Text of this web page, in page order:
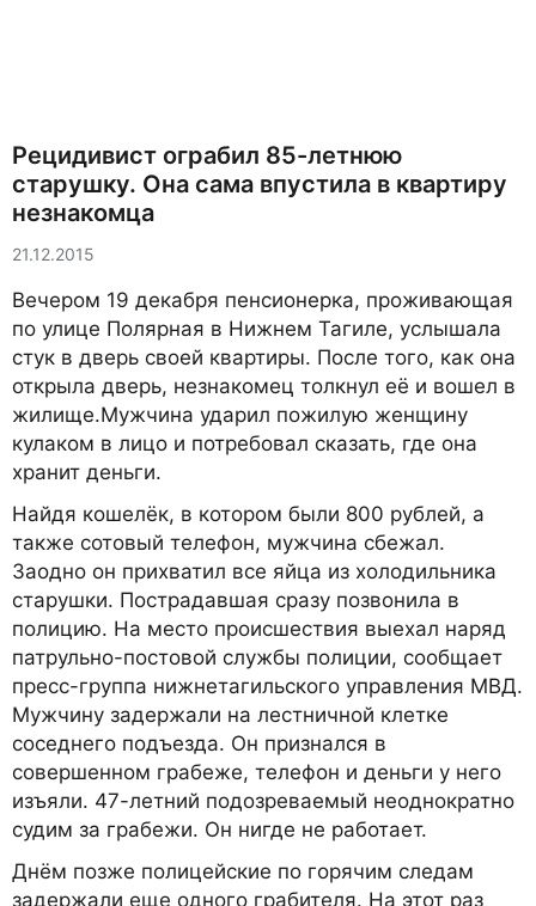
Рецидивист ограбил 85-летнюю
старушку. Она сама впустила в квартиру
незнакомца
21.12.2015
Вечером 19 декабря пенсионерка, проживающая
по улице Полярная в Нижнем Тагиле, услышала
стук в дверь своей квартиры. После того, как она
открыла дверь, незнакомец толкнул её и вошел в
жилище.Мужчина ударил пожилую женщину
кулаком в лицо и потребовал сказать, где она
хранит деньги.
Найдя кошелёк, в котором были 800 рублей, а
также сотовый телефон, мужчина сбежал.
Заодно он прихватил все яйца из холодильника
старушки. Пострадавшая сразу позвонила в
полицию. На место происшествия выехал наряд
патрульно-постовой службы полиции, сообщает
пресс-группа нижнетагильского управления МВД.
Мужчину задержали на лестничной клетке
соседнего подъезда. Он признался в
совершенном грабеже, телефон и деньги у него
изъяли. 47-летний подозреваемый неоднократно
судим за грабежи. Он нигде не работает.
Днём позже полицейские по горячим следам
задержали еще одного грабителя. На этот раз